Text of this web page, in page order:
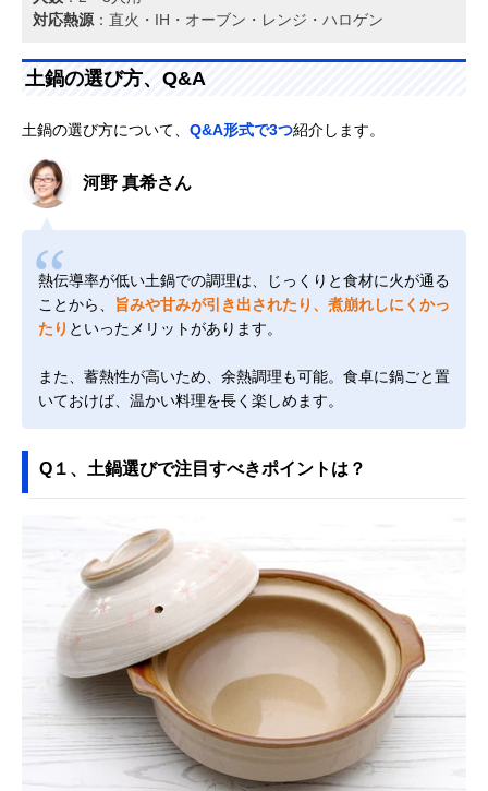
対応熱源 ：直火・IH・オーブン・レンジ・ハロゲン
土鍋の選び方、Q&A
土鍋の選び方について、 Q&A形式で3つ紹介します。
河野 真希さん
熱伝導率が低い土鍋での調理は、じっくりと食材に火が通る
ことから、
旨みや甘みが引き出されたり、煮崩れしにくかっ
たり といったメリットがあります。
また、蓄熱性が高いため、余熱調理も可能。食卓に鍋ごと置
いておけば、温かい料理を長く楽しめます。
Q１、土鍋選びで注目すべきポイントは？